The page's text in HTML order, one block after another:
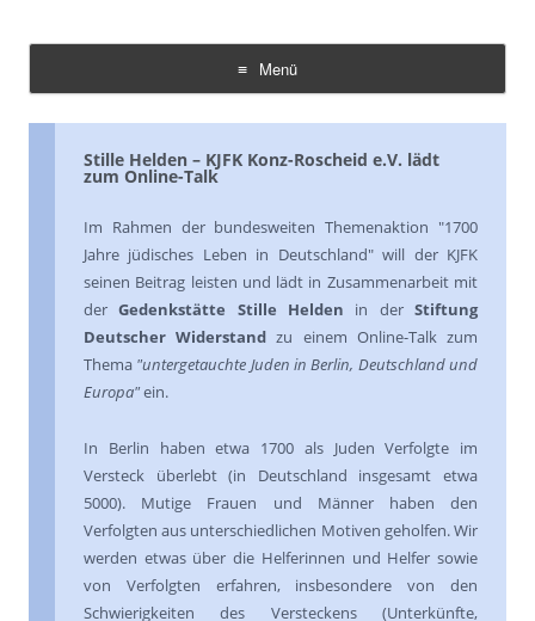
Menü
Zum
Inhalt
Stille Helden – KJFK Konz-Roscheid e.V. lädt
zum Online-Talk
Im Rahmen der bundesweiten Themenaktion "1700
Jahre jüdisches Leben in Deutschland" will der KJFK
seinen Beitrag leisten und lädt in Zusammenarbeit mit
derGedenkstätte Stille Helden in derStiftung
Deutscher Widerstand zu einem Online-Talk zum
Thema "untergetauchte Juden in Berlin, Deutschland und
Europa"ein.
In Berlin haben etwa 1700 als Juden Verfolgte im
Versteck überlebt (in Deutschland insgesamt etwa
5000). Mutige Frauen und Männer haben den
Verfolgten aus unterschiedlichen Motiven geholfen. Wir
werden etwas über die Helferinnen und Helfer sowie
von Verfolgten erfahren, insbesondere von den
Schwierigkeiten des Versteckens (Unterkünfte,